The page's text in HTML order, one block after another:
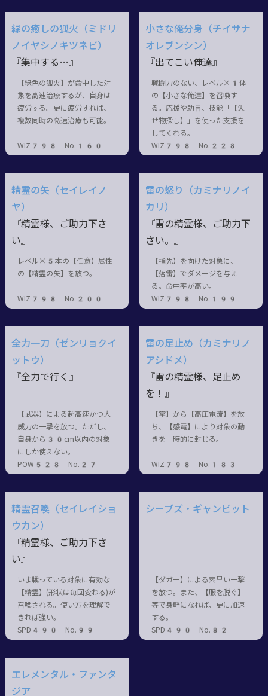
緑の癒しの狐火（ミドリ
ノイヤシノキツネビ）
『集中する…』
【緑色の狐火】が命中した対
象を高速治療するが、自身は
疲労する。更に疲労すれば、
複数同時の高速治療も可能。
WIZ798 No.160
小さな俺分身（チイサナ
オレブンシン）
『出てこい俺達』
戦闘力のない、レベル×1体
の【小さな俺達】を召喚す
る。応援や助言、技能「【失
せ物探し】」を使った支援を
してくれる。
WIZ798 No.228
精霊の矢（セイレイノ
ヤ）
『精霊様、ご助力下さ
い』
レベル×5本の【任意】属性
の【精霊の矢】を放つ。
WIZ798 No.200
雷の怒り（カミナリノイ
カリ）
『雷の精霊様、ご助力下
さい。』
【指先】を向けた対象に、
【落雷】でダメージを与え
る。命中率が高い。
WIZ798 No.199
全力一刀（ゼンリョクイ
ットウ）
『全力で行く』
【武器】による超高速かつ大
威力の一撃を放つ。ただし、
自身から30cm以内の対象
にしか使えない。
POW528 No.27
雷の足止め（カミナリノ
アシドメ）
『雷の精霊様、足止め
を！』
【掌】から【高圧電流】を放
ち、【感電】により対象の動
きを一時的に封じる。
WIZ798 No.183
精霊召喚（セイレイショ
ウカン）
『精霊様、ご助力下さ
い』
いま戦っている対象に有効な
【精霊】(形状は毎回変わる)が
召喚される。使い方を理解で
きれば強い。
SPD490 No.99
シーブズ・ギャンビット
【ダガー】による素早い一撃
を放つ。また、【服を脱ぐ】
等で身軽になれば、更に加速
する。
SPD490 No.82
エレメンタル・ファンタ
ジア